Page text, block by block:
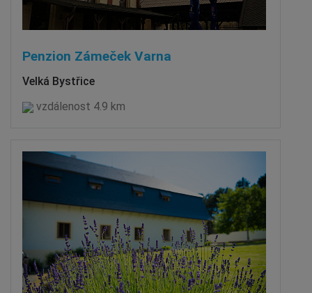
Penzion Zámeček Varna
Velká Bystřice
vzdálenost 4.9 km